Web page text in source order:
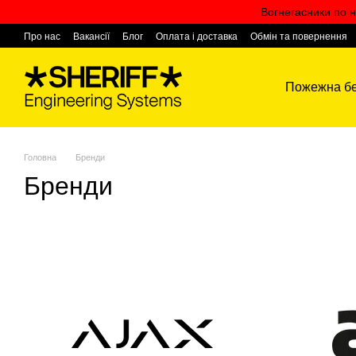
Вогнегасники по
Про нас Вакансії Блог Оплата і доставка
Обмін та повернення
Пожежна
Головна Бренди
Бренди